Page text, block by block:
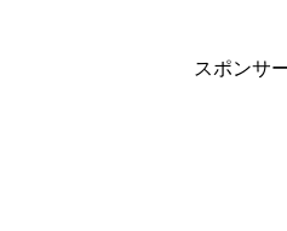
スポンサ